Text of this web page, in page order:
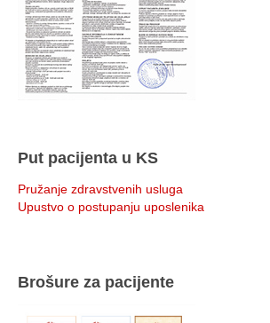
Put pacijenta u KS
Pružanje zdravstvenih usluga
Upustvo o postupanju uposlenika
Brošure za pacijente